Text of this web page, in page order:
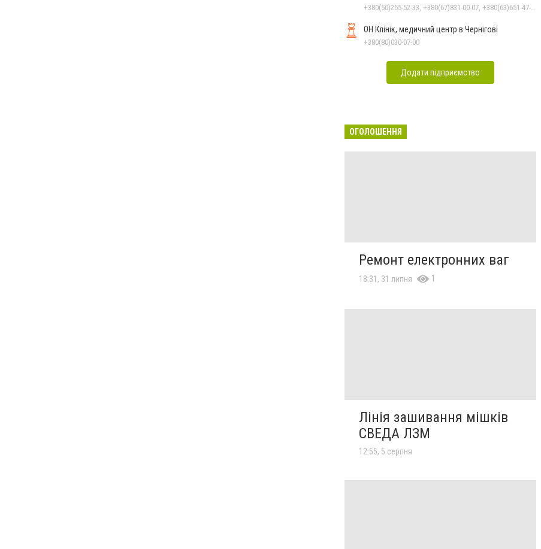
ОН Клінік, медичний центр в Чернігові
+380(80)030-07-00
Додати підприємство
ОГОЛОШЕННЯ
Ремонт електронних ваг
18:31, 31 липня 1
Лінія зашивання мішків
СВЕДА ЛЗМ
12:55, 5 серпня